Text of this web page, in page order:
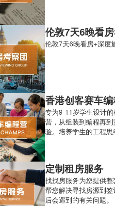
伦敦7天6晚看
伦敦7天6晚看房+深度
香港创客赛车
专为9-11岁学生设计
营，从组装到编程再
验。培养学生的工程
定制租房服务
找找房服务为您提供
帮您解决寻找房源到
后会遇到的有关问题。